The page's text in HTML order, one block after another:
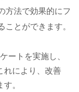
方法で効果的にフ
ことができます。
ートを実施し、
れにより、改善
。